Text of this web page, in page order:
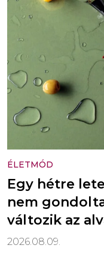
ÉLETMÓD
Egy hétre
nem
változik az
2026.08.09.